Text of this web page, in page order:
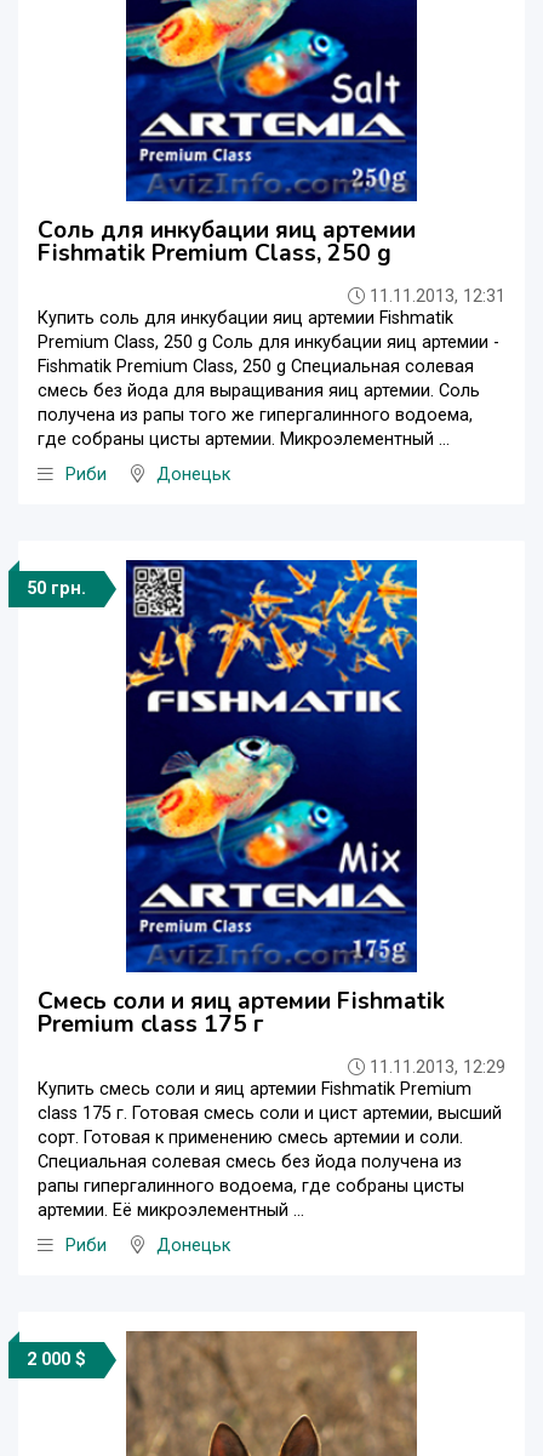
Соль для инкубации яиц артемии
Fishmatik Premium Class, 250 g
11.11.2013, 12:31
Купить соль для инкубации яиц артемии Fishmatik
Premium Class, 250 g Соль для инкубации яиц артемии -
Fishmatik Premium Class, 250 g Специальная солевая
смесь без йода для выращивания яиц артемии. Соль
получена из рапы того же гипергалинного водоема,
где собраны цисты артемии. Микроэлементный ...
Риби
Донецьк
50 грн.
Смесь соли и яиц артемии Fishmatik
Premium class 175 г
11.11.2013, 12:29
Купить смесь соли и яиц артемии Fishmatik Premium
class 175 г. Готовая смесь соли и цист артемии, высший
сорт. Готовая к применению смесь артемии и соли.
Специальная солевая смесь без йода получена из
рапы гипергалинного водоема, где собраны цисты
артемии. Её микроэлементный ...
Риби
Донецьк
2 000 $